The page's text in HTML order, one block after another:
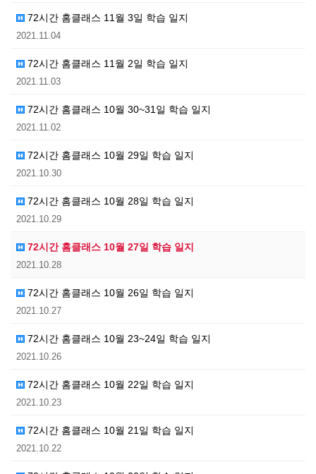
72시간 홈클래스 11월 3일 학습 일지
2021.11.04
72시간 홈클래스 11월 2일 학습 일지
2021.11.03
72시간 홈클래스 10월 30~31일 학습 일지
2021.11.02
72시간 홈클래스 10월 29일 학습 일지
2021.10.30
72시간 홈클래스 10월 28일 학습 일지
2021.10.29
72시간 홈클래스 10월 27일 학습 일지
2021.10.28
72시간 홈클래스 10월 26일 학습 일지
2021.10.27
72시간 홈클래스 10월 23~24일 학습 일지
2021.10.26
72시간 홈클래스 10월 22일 학습 일지
2021.10.23
72시간 홈클래스 10월 21일 학습 일지
2021.10.22